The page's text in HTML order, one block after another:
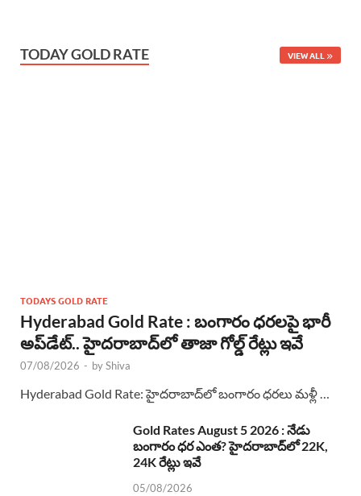
TODAY GOLD RATE VIEW ALL
TODAYS GOLD RATE
Hyderabad Gold Rate : బంగారం ధరలపై భారీ
అప్‌డేట్.. హైదరాబాద్‌లో తాజా గోల్డ్ రేట్లు ఇవే
07/08/2026 - byShiva
Hyderabad Gold Rate: హైదరాబాద్‌లో బంగారం ధరలు మళ్లీ …
Gold Rates August 5 2026 : నేడు
బంగారం ధర ఎంత? హైదరాబాద్‌లో 22K,
24K రేట్లు ఇవే
05/08/2026